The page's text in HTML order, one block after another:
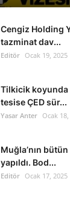
Cengiz Holding
tazminat dav...
Editör Ocak 19, 2025
Tilkicik koyunda
tesise ÇED sür...
Yasar Anter Ocak
Muğla’nın
yapıldı. Bod...
Editör Ocak 17, 2025